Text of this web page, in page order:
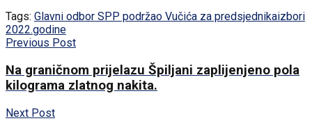
Tags: Glavni odbor SPP podržao Vučića za predsjednikaizbori
2022.godine
Previous Post
Na graničnom prijelazu Špiljani zaplijenjeno pola
kilograma zlatnog nakita.
Next Post